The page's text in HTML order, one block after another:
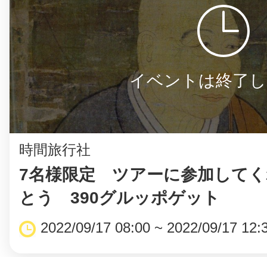
イベントは終了
時間旅行社
7名様限定 ツアーに参加して
とう 390グルッポゲット
2022/09/17 08:00 ~ 2022/09/17
まちのコイン
お知らせ
ヘルプ
お問い合わせ
プライバシーポ